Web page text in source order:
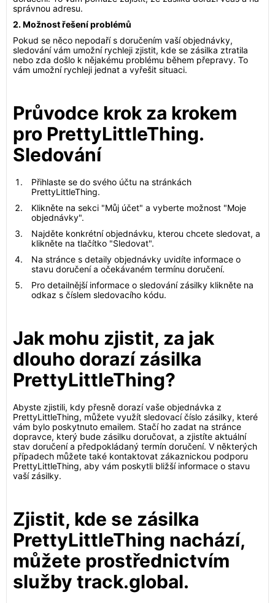
správnou adresu.
2. Možnost řešení problémů
Pokud se něco nepodaří s doručením vaší objednávky,
sledování vám umožní rychleji zjistit, kde se zásilka ztratila
nebo zda došlo k nějakému problému během přepravy. To
vám umožní rychleji jednat a vyřešit situaci.
Průvodce krok za krokem
pro PrettyLittleThing.
Sledování
Přihlaste se do svého účtu na stránkách
PrettyLittleThing.
Klikněte na sekci "Můj účet" a vyberte možnost "Moje
objednávky".
Najděte konkrétní objednávku, kterou chcete sledovat, a
klikněte na tlačítko "Sledovat".
Na stránce s detaily objednávky uvidíte informace o
stavu doručení a očekávaném termínu doručení.
Pro detailnější informace o sledování zásilky klikněte na
odkaz s číslem sledovacího kódu.
Jak mohu zjistit, za jak
dlouho dorazí zásilka
PrettyLittleThing?
Abyste zjistili, kdy přesně dorazí vaše objednávka z
PrettyLittleThing, můžete využít sledovací číslo zásilky, které
vám bylo poskytnuto emailem. Stačí ho zadat na stránce
dopravce, který bude zásilku doručovat, a zjistíte aktuální
stav doručení a předpokládaný termín doručení. V některých
případech můžete také kontaktovat zákaznickou podporu
PrettyLittleThing, aby vám poskytli bližší informace o stavu
vaší zásilky.
Zjistit, kde se zásilka
PrettyLittleThing nachází,
můžete prostřednictvím
služby track.global.